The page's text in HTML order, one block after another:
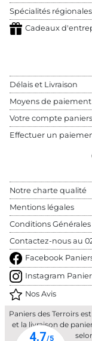
Spécialités
Cadeaux
Délais et Livraison
Moyens de paiement
Votre compte paniers
Effectuer un
Notre charte qualité
Mentions légales
Conditions
Contactez-nous au
Facebook
Instagram
Nos Avis
Paniers des Terroirs
et la livraison de